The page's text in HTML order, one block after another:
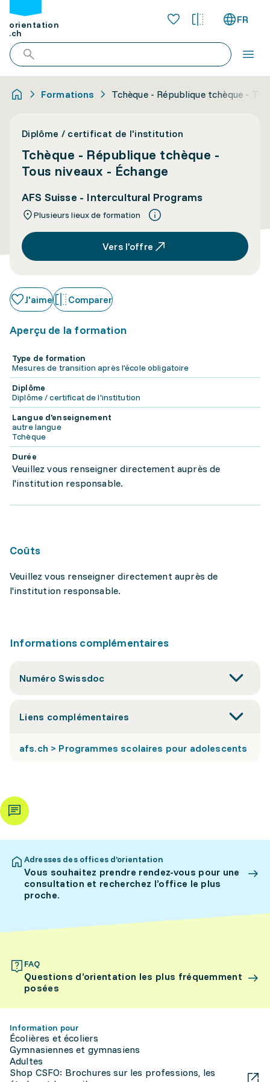
orientation
.ch
FR
Formations Tchèque - République tchèque -
Diplôme / certificat de l'institution
Tchèque - République tchèque -
Tous niveaux - Échange
AFS Suisse - Intercultural Programs
Plusieurs lieux de formation
Vers l’offre
J'aime Comparer
Aperçu de la formation
Type de formation
Mesures de transition après l'école obligatoire
Diplôme
Diplôme / certificat de l'institution
Langue d'enseignement
autre langue
Tchèque
Durée
Veuillez vous renseigner directement auprès de
l'institution responsable.
Coûts
Veuillez vous renseigner directement auprès de
l'institution responsable.
Informations complémentaires
Numéro Swissdoc
Liens complémentaires
afs.ch > Programmes scolaires pour adolescents
Adresses des offices d’orientation
Vous souhaitez prendre rendez-vous pour une
consultation et recherchez l’office le plus
proche.
FAQ
Questions d’orientation les plus fréquemment
posées
Information pour
Écolières et écoliers
Gymnasiennes et gymnasiens
Adultes
Shop CSFO: Brochures sur les professions, les